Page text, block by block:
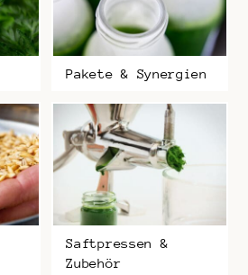
Pakete & Synergien
Saftpressen &
Zubehör